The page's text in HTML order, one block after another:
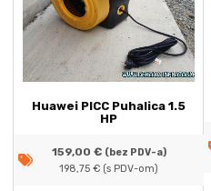
Huawei PICC Puhalica 1.5
HP
159,00 € (bez PDV-a)
198,75 € (s PDV-om)